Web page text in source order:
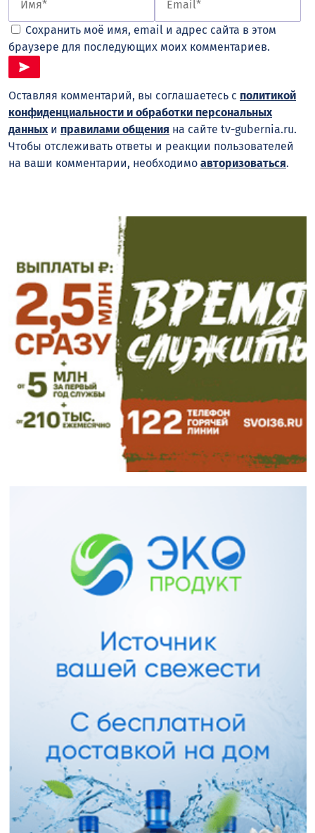
Сохранить моё имя, email и адрес сайта в этом
браузере для последующих моих комментариев.
Оставляя комментарий, вы соглашаетесь с политикой
конфиденциальности и обработки персональных
данныхи правилами общения на сайте tv-gubernia.ru.
Чтобы отслеживать ответы и реакции пользователей
на ваши комментарии, необходимо авторизоваться.